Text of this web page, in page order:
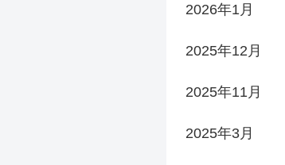
2026年1月
2025年12月
2025年11月
2025年3月